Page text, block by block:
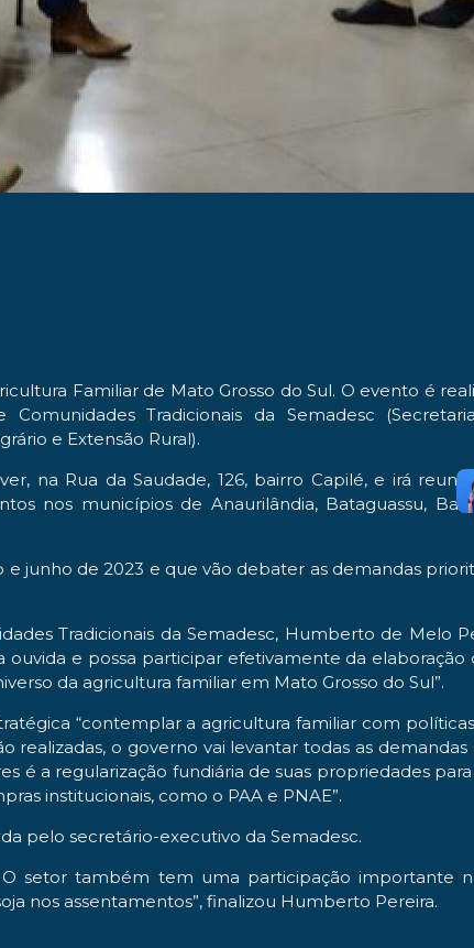
Familiar de Mato Grosso do Sul. O evento é
Tradicionais da Semadesc
e Extensão Rural).
na Rua da Saudade, 126, bairro Capilé, e irá reunir
nos municípios de Anaurilândia, Bataguassu,
junho de 2023 e que vão debater as demandas
Tradicionais da Semadesc, Humberto de Melo
e possa participar efetivamente da
da agricultura familiar em Mato Grosso do Sul”.
“contemplar a agricultura familiar com
realizadas, o governo vai levantar todas as
é a regularização fundiária de suas propriedades
institucionais, como o PAA e PNAE”.
pelo secretário-executivo da Semadesc.
setor também tem uma participação importante
nos assentamentos”, finalizou Humberto Pereira.